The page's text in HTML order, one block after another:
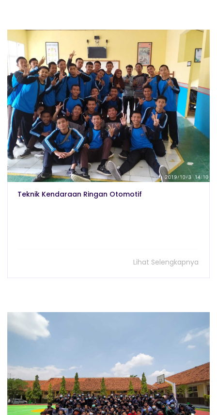
Teknik Kendaraan Ringan Otomotif
Lihat Selengkapnya